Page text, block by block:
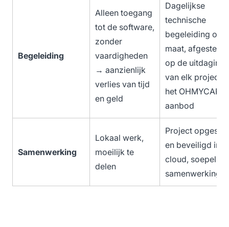
Begeleiding
Alleen toegang
tot de software,
zonder
vaardigheden
→ aanzienlijk
verlies van tijd
en geld
Dagelijkse
technische
begeleiding op
maat, afgestemd
op de
van elk project,
het OHMYCARE-
aanbod
Samenwerking
Lokaal werk,
moeilijk te
delen
Project
en beveiligd in
cloud, soepelere
samenwerking